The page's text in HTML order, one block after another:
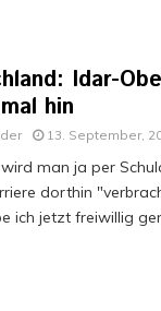
Idar-
hin
13. September,
man ja per
dorthin
ich jetzt freiwillig